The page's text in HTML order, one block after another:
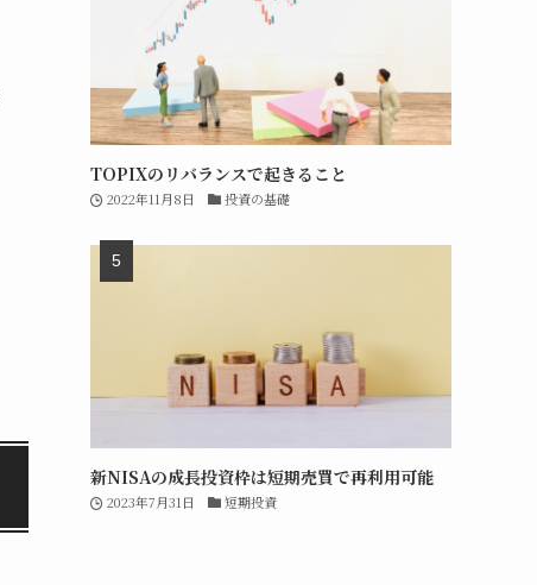
TOPIXのリバランスで起きること
2022年11月8日 投資の基礎
新NISAの成長投資枠は短期売買で再利用可能
2023年7月31日 短期投資